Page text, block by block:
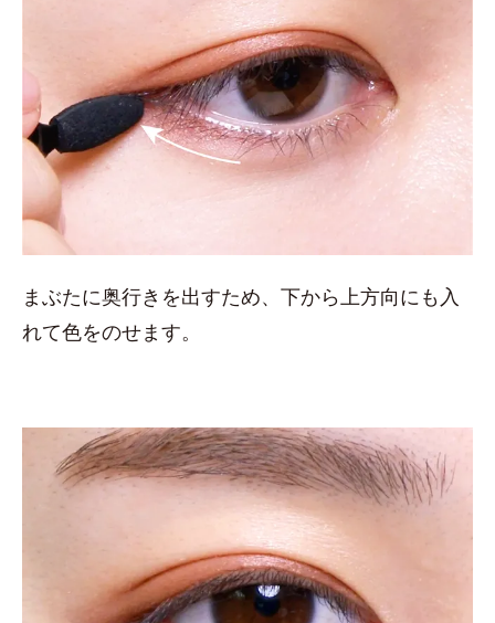
まぶたに奥行きを出すため、下から上方向にも入
れて色をのせます。